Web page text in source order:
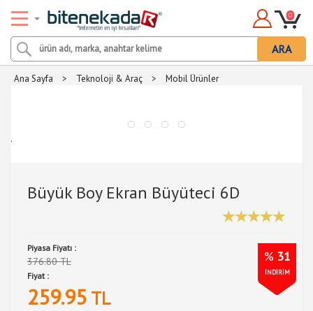
ARA
0
Ana Sayfa > Teknoloji & Araç > Mobil Ürünler
.
Büyük Boy Ekran Büyüteci 6D
Piyasa Fiyatı :
376.80 TL % 31
İNDİRİM
Fiyat :
259.95 TL